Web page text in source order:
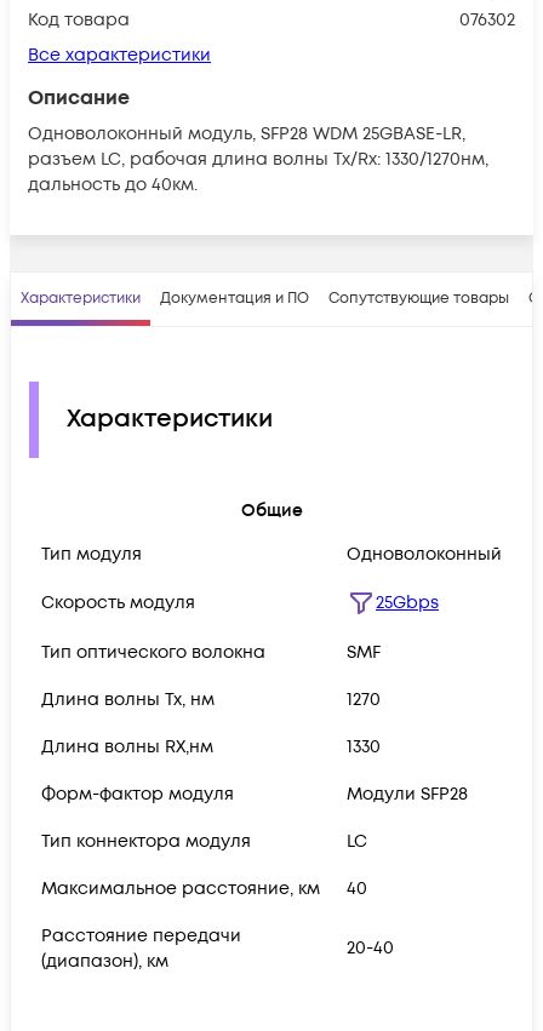
Код товара
076302
Все характеристики
Описание
Одноволоконный модуль, SFP28 WDM 25GBASE-LR,
разъем LC, рабочая длина волны Tx/Rx: 1330/1270нм,
дальность до 40км.
Характеристики Документация и ПО Сопутствующие товары
Характеристики
Общие
Тип модуля
Одноволоконный
Скорость модуля 25Gbps
Тип оптического волокна SMF
Длина волны Tx, нм 1270
Длина волны RX,нм 1330
Форм-фактор модуля Модули SFP28
Тип коннектора модуля LC
Максимальное расстояние, км 40
Расстояние передачи
(диапазон), км
20-40